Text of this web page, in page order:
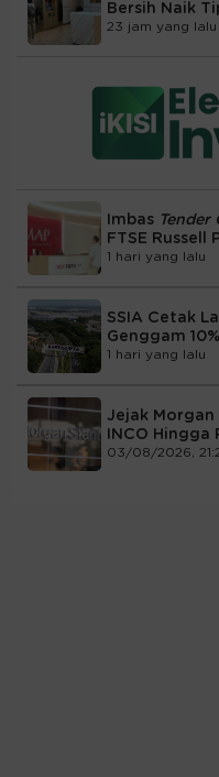
Bersih Naik
23 jam yang lalu
Imbas Tender
FTSE Russell
1 hari yang lalu
SSIA Cetak
Genggam
1 hari yang lalu
Jejak Morgan
INCO Hingga
03/08/2026,